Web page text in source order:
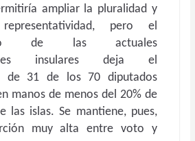
ampliar la pluralidad y
pero el
de las actuales
insulares deja el
de 31 de los 70 diputados
manos de menos del 20% de
las islas. Se mantiene, pues,
muy alta entre voto y